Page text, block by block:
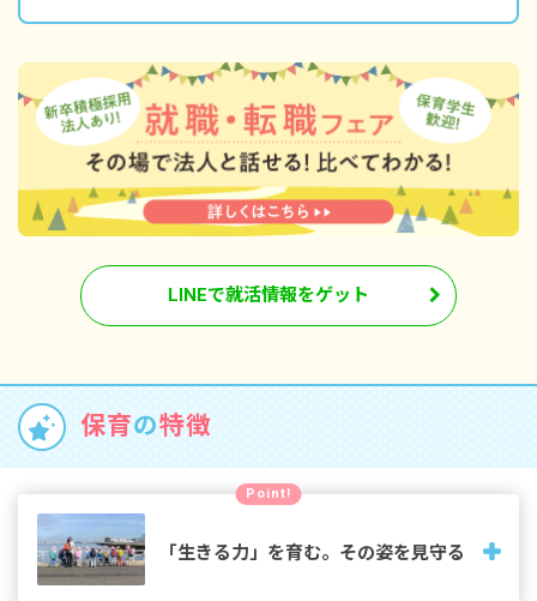
LINEで就活情報をゲット
保育の特徴
Point!
「生きる力」を育む。その姿を見守る